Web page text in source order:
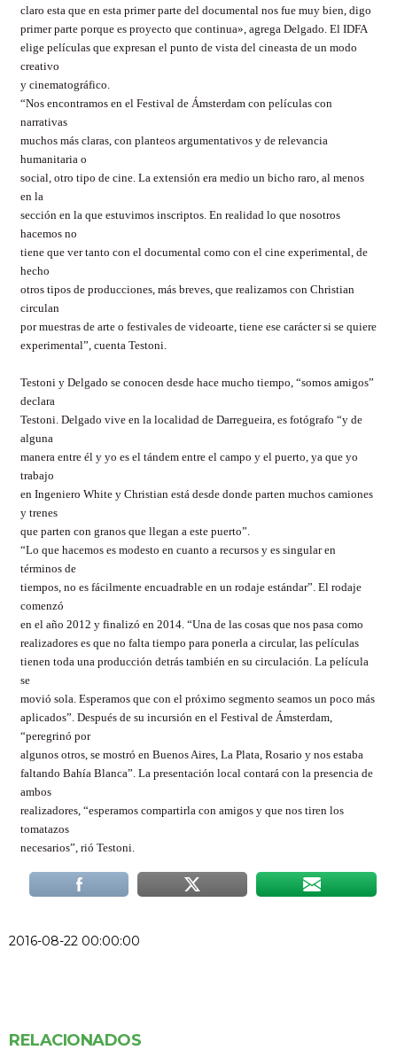
claro esta que en esta primer parte del documental nos fue muy bien, digo
primer parte porque es proyecto que continua», agrega Delgado. El IDFA
elige películas que expresan el punto de vista del cineasta de un modo
creativo
y cinematográfico.
“Nos encontramos en el Festival de Ámsterdam con películas con
narrativas
muchos más claras, con planteos argumentativos y de relevancia
humanitaria o
social, otro tipo de cine. La extensión era medio un bicho raro, al menos
en la
sección en la que estuvimos inscriptos. En realidad lo que nosotros
hacemos no
tiene que ver tanto con el documental como con el cine experimental, de
hecho
otros tipos de producciones, más breves, que realizamos con Christian
circulan
por muestras de arte o festivales de videoarte, tiene ese carácter si se quiere
experimental”, cuenta Testoni.
Testoni y Delgado se conocen desde hace mucho tiempo, “somos amigos”
declara
Testoni. Delgado vive en la localidad de Darregueira, es fotógrafo “y de
alguna
manera entre él y yo es el tándem entre el campo y el puerto, ya que yo
trabajo
en Ingeniero White y Christian está desde donde parten muchos camiones
y trenes
que parten con granos que llegan a este puerto”.
“Lo que hacemos es modesto en cuanto a recursos y es singular en
términos de
tiempos, no es fácilmente encuadrable en un rodaje estándar”. El rodaje
comenzó
en el año 2012 y finalizó en 2014. “Una de las cosas que nos pasa como
realizadores es que no falta tiempo para ponerla a circular, las películas
tienen toda una producción detrás también en su circulación. La película
se
movió sola. Esperamos que con el próximo segmento seamos un poco más
aplicados”. Después de su incursión en el Festival de Ámsterdam,
“peregrinó por
algunos otros, se mostró en Buenos Aires, La Plata, Rosario y nos estaba
faltando Bahía Blanca”. La presentación local contará con la presencia de
ambos
realizadores, “esperamos compartirla con amigos y que nos tiren los
tomatazos
necesarios”, rió Testoni.
2016-08-22 00:00:00
RELACIONADOS